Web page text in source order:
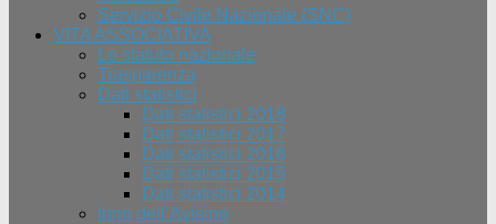
Servizio Civile Nazionale (SNC)
VITA ASSOCIATIVA
Lo statuto nazionale
Trasparenza
Dati statistici
Dati statistici 2018
Dati statistici 2017
Dati statistici 2016
Dati statistici 2015
Dati statistici 2014
Inno dell’Avisino